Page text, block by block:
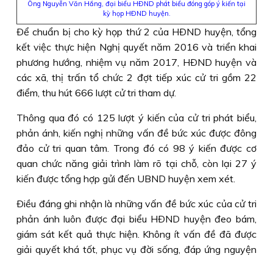
Ông Nguyễn Văn Hắng, đại biểu HÐND phát biểu đóng góp ý kiến tại
kỳ họp HÐND huyện.
Ðể chuẩn bị cho kỳ họp thứ 2 của HÐND huyện, tổng
kết việc thực hiện Nghị quyết năm 2016 và triển khai
phương hướng, nhiệm vụ năm 2017, HÐND huyện và
các xã, thị trấn tổ chức 2 đợt tiếp xúc cử tri gồm 22
điểm, thu hút 666 lượt cử tri tham dự.
Thông qua đó có 125 lượt ý kiến của cử tri phát biểu,
phản ánh, kiến nghị những vấn đề bức xúc được đông
đảo cử tri quan tâm. Trong đó có 98 ý kiến được cơ
quan chức năng giải trình làm rõ tại chỗ, còn lại 27 ý
kiến được tổng hợp gửi đến UBND huyện xem xét.
Ðiều đáng ghi nhận là những vấn đề bức xúc của cử tri
phản ánh luôn được đại biểu HÐND huyện đeo bám,
giám sát kết quả thực hiện. Không ít vấn đề đã được
giải quyết khá tốt, phục vụ đời sống, đáp ứng nguyện